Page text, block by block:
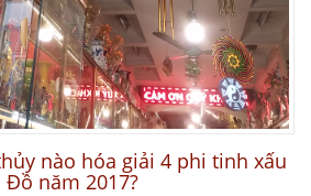
nào hóa giải 4 phi tinh xấu
Đồ năm 2017?